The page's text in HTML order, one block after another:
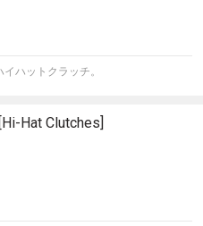
ハットクラッチ。
Hat Clutches]